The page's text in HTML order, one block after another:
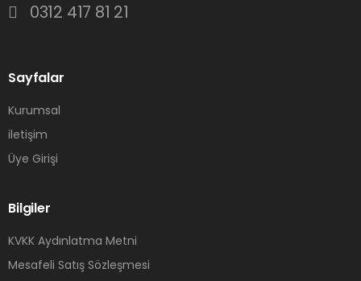
0312 417 81 21
Sayfalar
Kurumsal
iletişim
Üye Girişi
Bilgiler
KVKK Aydınlatma Metni
Mesafeli Satış Sözleşmesi